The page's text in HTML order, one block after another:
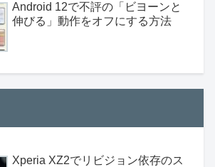
Android 12で不評の「ビヨーンと
伸びる」動作をオフにする方法
Xperia XZ2でリビジョン依存のス